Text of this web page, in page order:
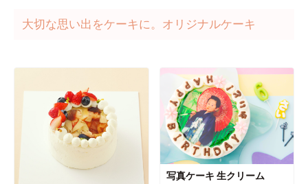
大切な思い出をケーキに。オリジナルケーキ
写真ケーキ 生クリーム